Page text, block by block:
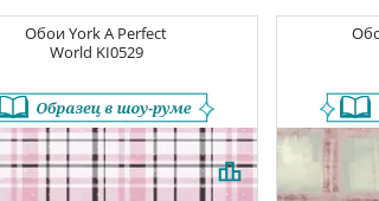
ОбоиYork A Perfect
World KI0529